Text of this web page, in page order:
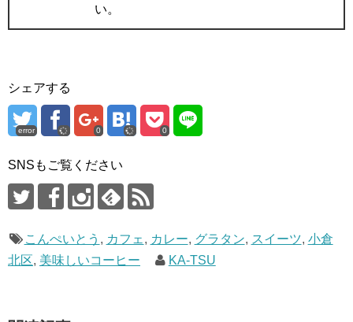
い。
シェアする
error 0 0
SNSもご覧ください
こんぺいとう , カフェ , カレー, グラタン, スイーツ, 小倉
北区, 美味しいコーヒー KA-TSU